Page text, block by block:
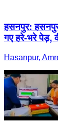
हसनपुर:
गए हरे-भरे पेड़,
Hasanpur,